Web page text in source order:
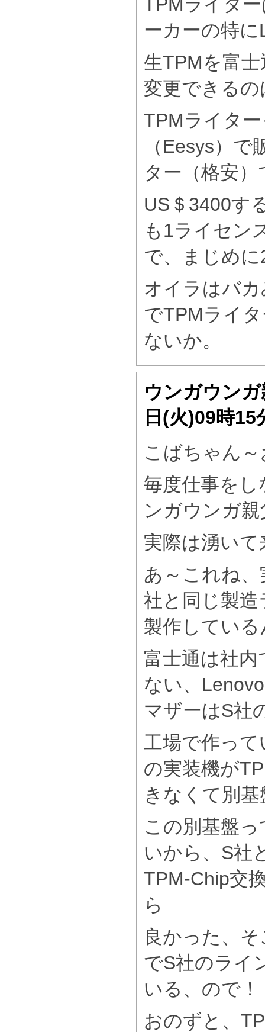
ーカーの特
生TPMを富
変更できる
TPMライタ
（Eesys）
ター（格安
US＄3400す
も1ライセン
で、まじめ
オイラはバ
でTPMライ
ないか。
ウンガウン
日(火)09時
こばちゃん
毎度仕事を
ンガウンガ
実際は湧い
あ～これね
社と同じ製
製作している
富士通は社
ない、
マザーはS社
工場で作っ
の実装機が
きなくて別
この別基盤
いから、S社
TPM-Chip交
ら
良かった、
でS社のライ
いる、ので！
おのずと、